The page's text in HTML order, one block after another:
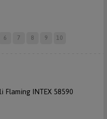
6 7 8 9 10
INTEX 58590